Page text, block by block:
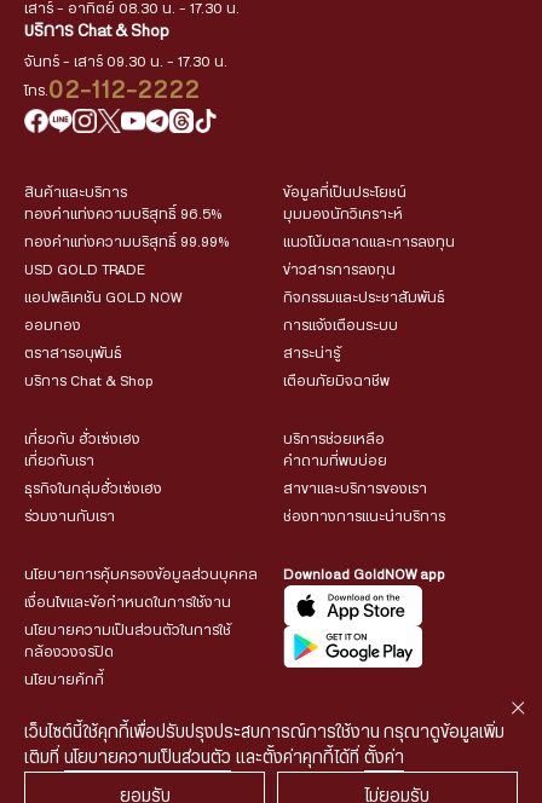
เสาร์ - อาทิตย์ 08.30 น. - 17.30 น.
บริการ Chat & Shop
จันทร์ - เสาร์ 09.30 น. - 17.30 น.
โทร. 02-112-2222
สินค้าและบริการ
ทองคำแท่งความบริสุทธิ์ 96.5%
ทองคำแท่งความบริสุทธิ์ 99.99%
USD GOLD TRADE
แอปพลิเคชัน GOLD NOW
ออมทอง
ตราสารอนุพันธ์
บริการ Chat & Shop
ข้อมูลที่เป็นประโยชน์
มุมมองนักวิเคราะห์
แนวโน้มตลาดและการลงทุน
ข่าวสารการลงทุน
กิจกรรมและประชาสัมพันธ์
การแจ้งเตือนระบบ
สาระน่ารู้
เตือนภัยมิจฉาชีพ
เกี่ยวกับ ฮั่วเซ่งเฮง
เกี่ยวกับเรา
ธุรกิจในกลุ่มฮั่วเซ่งเฮง
ร่วมงานกับเรา
บริการช่วยเหลือ
คำถามที่พบบ่อย
สาขาและบริการของเรา
ช่องทางการแนะนำบริการ
นโยบายการคุ้มครองข้อมูลส่วนบุคคล
เงื่อนไขและข้อกำหนดในการใช้งาน
นโยบายความเป็นส่วนตัวในการใช้
กล้องวงจรปิด
นโยบายคุ้กกี้
Download GoldNOW app
© 2026 HUA SENG HENG CO.,LTD. All rights reserved.| Web::*
เว็บไซต์นี้ใช้คุกกี้เพื่อปรับปรุงประสบการณ์การใช้งาน กรุณาดูข้อมูลเพิ่ม
เติมที่ นโยบายความเป็นส่วนตัว และตั้งค่าคุกกี้ได้ที่ ตั้งค่า
ไม่ยอมรับ
ยอมรับ